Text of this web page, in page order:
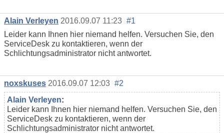
Alain Verleyen 2016.09.07 11:23 #1
Leider kann Ihnen hier niemand helfen. Versuchen Sie, den
ServiceDesk zu kontaktieren, wenn der
Schlichtungsadministrator nicht antwortet.
noxskuses 2016.09.07 12:03 #2
Alain Verleyen:
Leider kann Ihnen hier niemand helfen. Versuchen Sie, den
ServiceDesk zu kontaktieren, wenn der
Schlichtungsadministrator nicht antwortet.